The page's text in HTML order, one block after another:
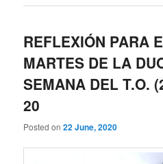
REFLEXIÓN PARA
MARTES DE LA
SEMANA DEL T.O.
20
Posted on22 June, 2020